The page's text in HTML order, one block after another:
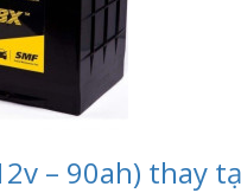
– 90ah) thay